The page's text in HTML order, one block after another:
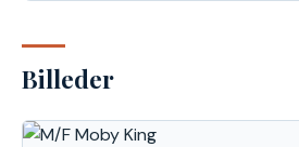
Billeder